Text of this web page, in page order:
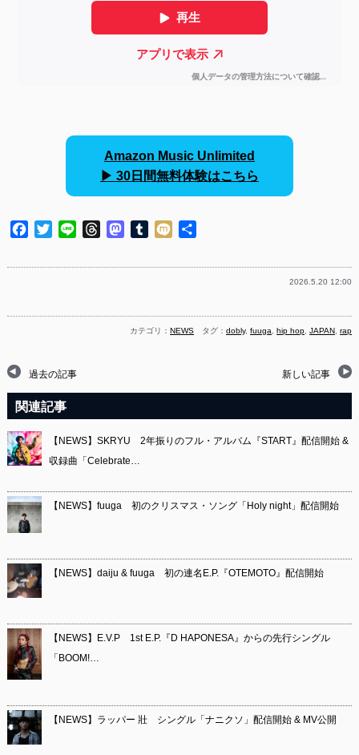
Amazon Music Unlimited
▶︎ 30日間無料体験はこちら
Facebook
TwitterLine ThreadsMastodon
Tumblr
Mixi
2026.5.20 12:00
カテゴリ：NEWS タグ：dobly,fuuga ,hip hop ,JAPAN ,rap
過去の記事 新しい記事
関連記事
【NEWS】SKRYU 2年振りのフル・アルバム『START』配信開始 &
収録曲「Celebrate…
【NEWS】fuuga 初のクリスマス・ソング「Holy night」配信開始
【NEWS】daiju & fuuga 初の連名E.P.『OTEMOTO』配信開始
【NEWS】E.V.P 1st E.P.『D HAPONESA』からの先行シングル
「BOOM!…
【NEWS】ラッパー 壯 シングル「ナニクソ」配信開始 & MV公開